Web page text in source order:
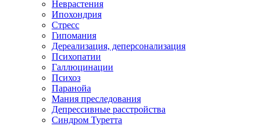
Неврастения
Ипохондрия
Стресс
Гипомания
Дереализация, деперсонализация
Психопатии
Галлюцинации
Психоз
Паранойа
Мания преследования
Депрессивные расстройства
Синдром Туретта